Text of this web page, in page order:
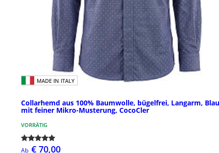
MADE IN ITALY
Collarhemd aus 100% Baumwolle, bügelfrei, Langarm, Blau
mit feiner Mikro-Musterung, CocoCler
VORRÄTIG
Ab € 70,00